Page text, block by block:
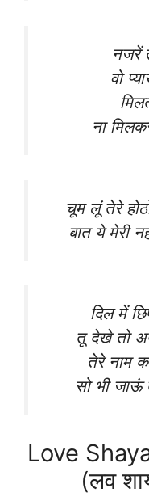
नजरें
वो
ना
चूम लूं तेरे
बात ये मेरी
दिल में
तू देखे तो
तेरे नाम
सो भी जाऊं
Love
(लव